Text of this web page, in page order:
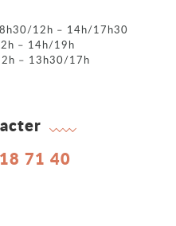
12h – 14h/17h30
– 14h/19h
– 13h30/17h
71 40